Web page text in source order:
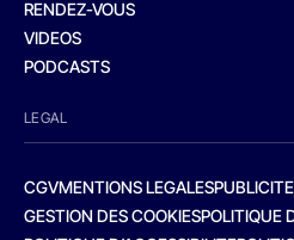
RENDEZ-VOUS
VIDEOS
PODCASTS
LEGAL
CGVMENTIONS LEGALES
GESTION DES COOKIESPOLITIQUE